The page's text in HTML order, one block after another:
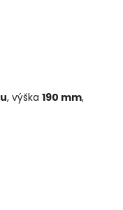
, výška 190 mm,